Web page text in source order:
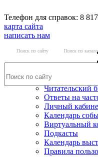
Телефон для справок: 8
карта сайта
написать нам
Поиск по сайту Поиск по
Ответы на
Личный
Календарь
Виртуальный
Подкасты
Календарь
Правила